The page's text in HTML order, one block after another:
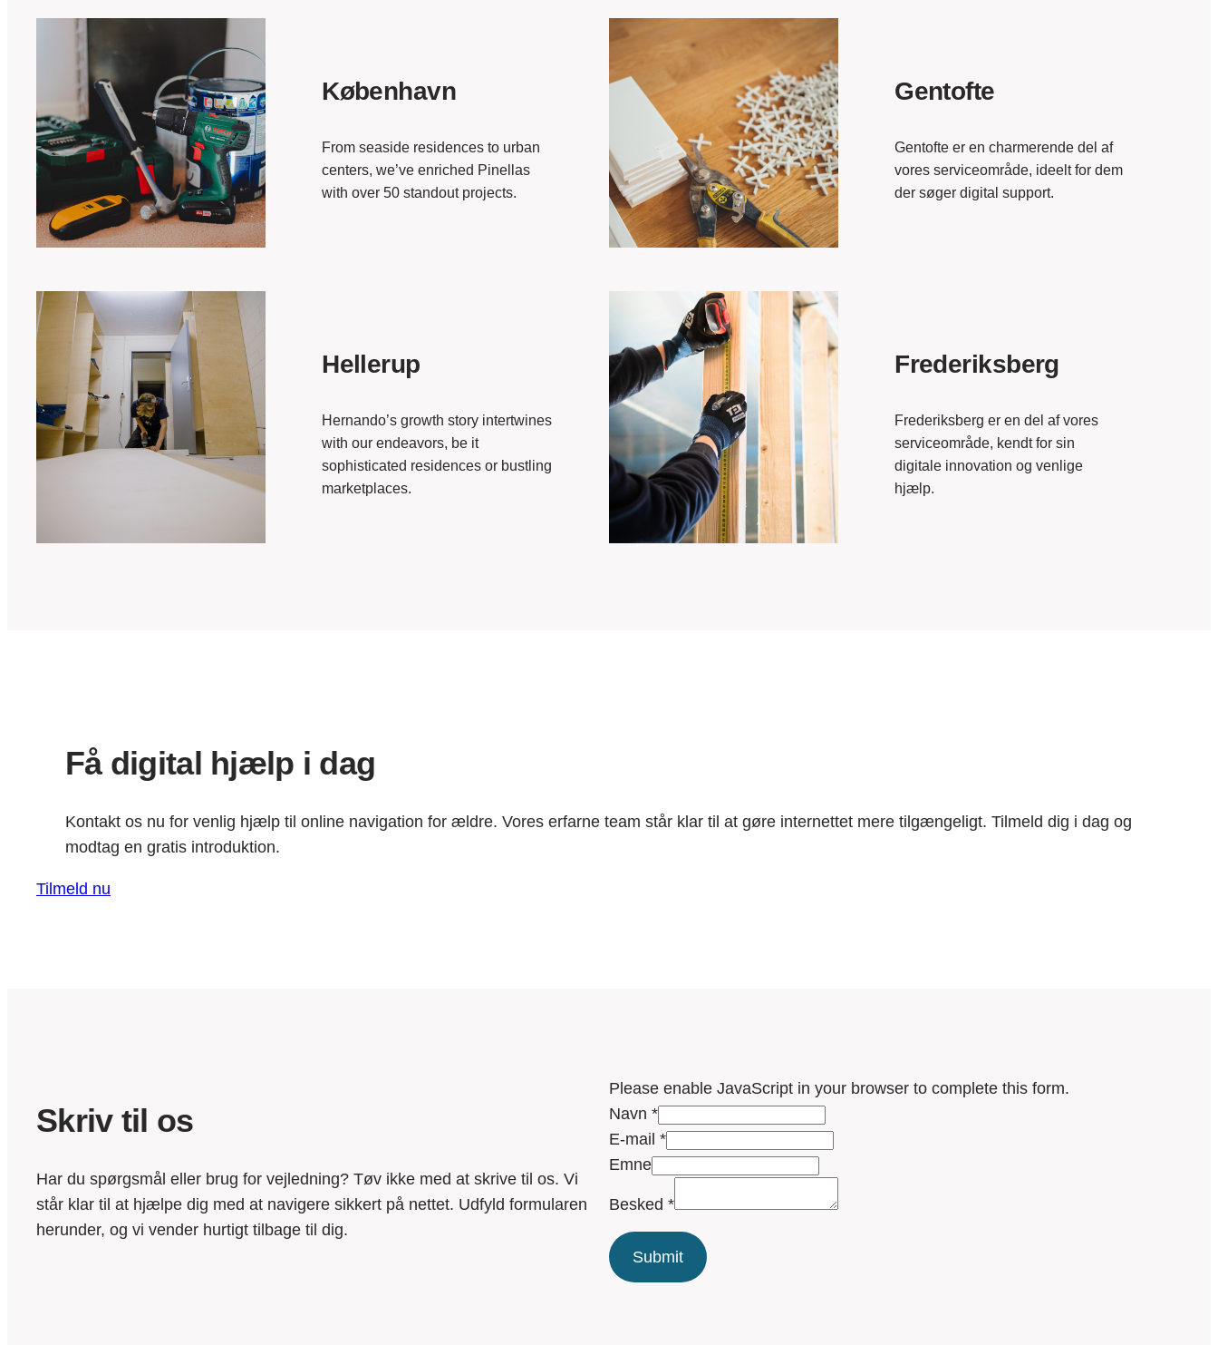
København
From seaside residences to urban
centers, we’ve enriched Pinellas
with over 50 standout projects.
Hellerup
Hernando’s growth story intertwines
with our endeavors, be it
sophisticated residences or bustling
marketplaces.
Gentofte
Gentofte er en charmerende del af
vores serviceområde, ideelt for dem
der søger digital support.
Frederiksberg
Frederiksberg er en del af vores
serviceområde, kendt for sin
digitale innovation og venlige
hjælp.
Få digital hjælp i dag
Kontakt os nu for venlig hjælp til online navigation for ældre. Vores erfarne team står klar til at gøre internettet mere tilgængeligt. Tilmeld dig i dag og
modtag en gratis introduktion.
Tilmeld nu
Skriv til os
Har du spørgsmål eller brug for vejledning? Tøv ikke med at skrive til os. Vi
står klar til at hjælpe dig med at navigere sikkert på nettet. Udfyld formularen
herunder, og vi vender hurtigt tilbage til dig.
Please enable JavaScript in your browser to complete this form.
Navn *
E-mail *
E
n
e
N
Emne
Besked *
Submit